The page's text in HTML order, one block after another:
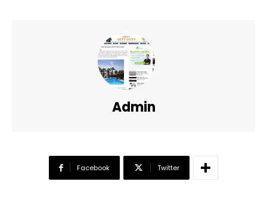
Admin
Facebook Twitter